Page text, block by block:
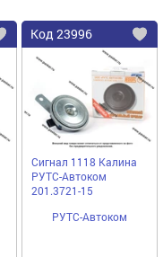
Добавить
избранное
Код 23996
Сигнал 1118 Калина
РУТС-Автоком
201.3721-15
РУТС-Автоком